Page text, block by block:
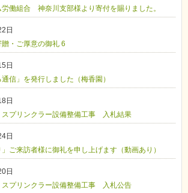
働組合 神奈川支部様より寄付を賜りました。
日
・ご厚意の御礼 6
日
通信」を発行しました（梅香園）
日
プリンクラー設備整備工事 入札結果
日
」ご来訪者様に御礼を申し上げます（動画あり）
日
プリンクラー設備整備工事 入札公告